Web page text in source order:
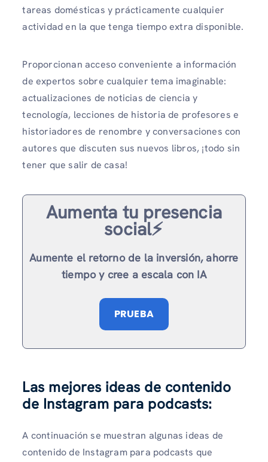
tareas domésticas y prácticamente cualquier
actividad en la que tenga tiempo extra disponible.
Proporcionan acceso conveniente a información
de expertos sobre cualquier tema imaginable:
actualizaciones de noticias de ciencia y
tecnología, lecciones de historia de profesores e
historiadores de renombre y conversaciones con
autores que discuten sus nuevos libros, ¡todo sin
tener que salir de casa!
Aumenta tu presencia
social⚡️
Aumente el retorno de la inversión, ahorre
tiempo y cree a escala con IA
PRUEBA
Las mejores ideas de contenido
de Instagram para podcasts:
A continuación se muestran algunas ideas de
contenido de Instagram para podcasts que